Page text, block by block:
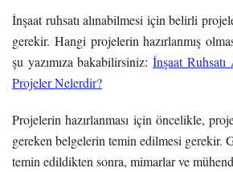
İnşaat ruhsatı alınabilmesi için belirli
gerekir. Hangi projelerin hazırlanmış
şu yazımıza bakabilirsiniz: İnşaat Ruhsatı
Projeler Nelerdir?
Projelerin hazırlanması için öncelikle,
gereken belgelerin temin edilmesi gerekir.
temin edildikten sonra, mimarlar ve